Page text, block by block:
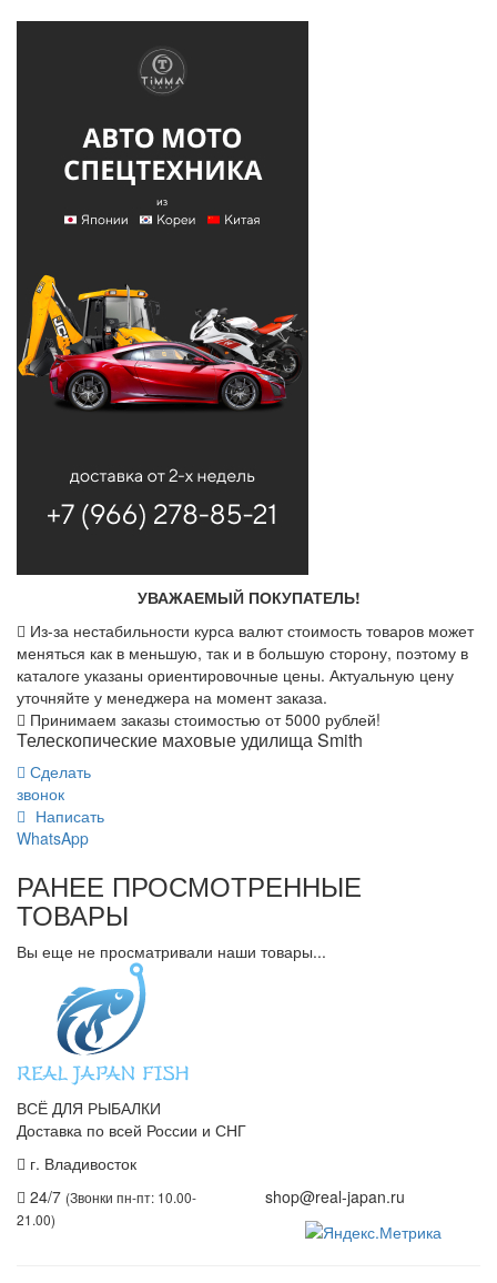
УВАЖАЕМЫЙ ПОКУПАТЕЛЬ!
Из-за нестабильности курса валют стоимость товаров может
меняться как в меньшую, так и в большую сторону, поэтому в
каталоге указаны ориентировочные цены. Актуальную цену
уточняйте у менеджера на момент заказа.
Принимаем заказы стоимостью от 5000 рублей!
Телескопические маховые удилища Smith
Сделать
звонок
Написать
WhatsApp
РАНЕЕ ПРОСМОТРЕННЫЕ
ТОВАРЫ
Вы еще не просматривали наши товары...
ВСЁ ДЛЯ РЫБАЛКИ
Доставка по всей России и СНГ
г. Владивосток
24/7 (Звонки пн-пт: 10.00-
21.00)
shop@real-japan.ru